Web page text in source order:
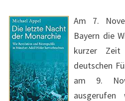
Am 7.
Bayern die
kurzer
deutschen
am 9.